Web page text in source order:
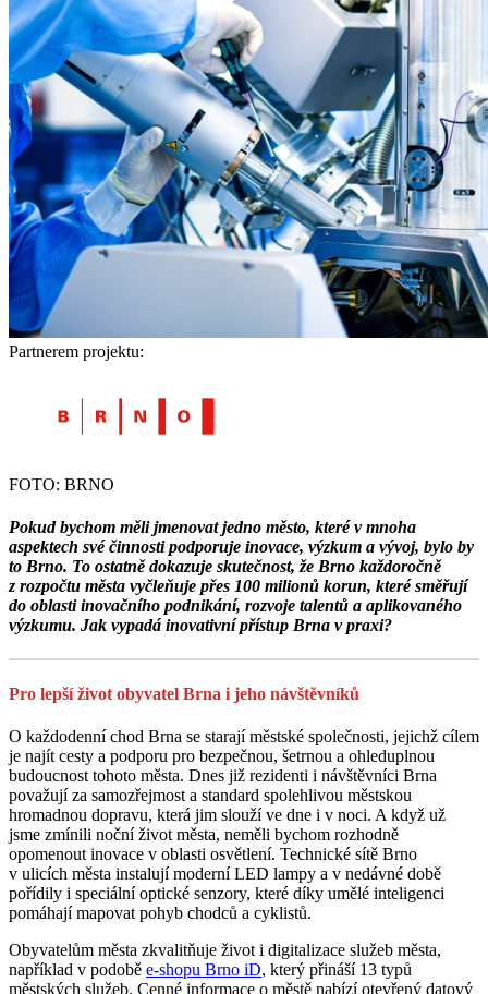
Partnerem projektu:
FOTO: BRNO
Pokud bychom měli jmenovat jedno město, které v mnoha
aspektech své činnosti podporuje inovace, výzkum a vývoj, bylo by
to Brno. To ostatně dokazuje skutečnost, že Brno každoročně
z rozpočtu města vyčleňuje přes 100 milionů korun, které směřují
do oblasti inovačního podnikání, rozvoje talentů a aplikovaného
výzkumu. Jak vypadá inovativní přístup Brna v praxi?
Pro lepší život obyvatel Brna i jeho návštěvníků
O každodenní chod Brna se starají městské společnosti, jejichž cílem
je najít cesty a podporu pro bezpečnou, šetrnou a ohleduplnou
budoucnost tohoto města. Dnes již rezidenti i návštěvníci Brna
považují za samozřejmost a standard spolehlivou městskou
hromadnou dopravu, která jim slouží ve dne i v noci. A když už
jsme zmínili noční život města, neměli bychom rozhodně
opomenout inovace v oblasti osvětlení. Technické sítě Brno
v ulicích města instalují moderní LED lampy a v nedávné době
pořídily i speciální optické senzory, které díky umělé inteligenci
pomáhají mapovat pohyb chodců a cyklistů.
Obyvatelům města zkvalitňuje život i digitalizace služeb města,
například v podobě e-shopu Brno iD, který přináší 13 typů
městských služeb. Cenné informace o městě nabízí otevřený datový